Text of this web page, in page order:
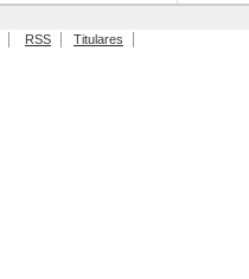
RSS Titulares